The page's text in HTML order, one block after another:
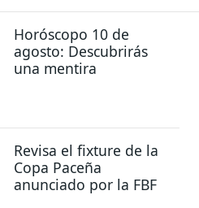
Horóscopo 10 de
agosto: Descubrirás
una mentira
Revisa el fixture de la
Copa Paceña
anunciado por la FBF